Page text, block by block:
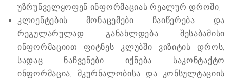
უზრუნველყოფენ ინფორმაციას რეალურ დროში;
კლიენტების მონაცემები ჩაიწერება და
რეგულარულად განახლდება შესაბამისი
ინფორმაციით ფიტნეს კლუბში ვიზიტის დროს,
სადაც ნაჩვენები იქნება საკონტაქტო
ინფორმაცია, მკურნალობისა და კონსულტაციის